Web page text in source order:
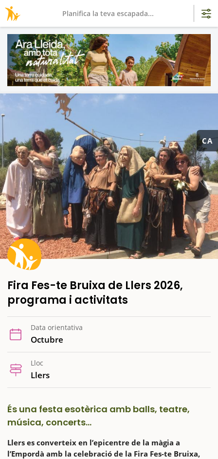
CA
Fira Fes-te Bruixa de Llers 2026,
programa i activitats
Data orientativa
Octubre
Lloc
Llers
És una festa esotèrica amb balls, teatre,
música, concerts...
Llers es converteix en l’epicentre de la màgia a
l’Empordà amb la celebració de la Fira Fes-te Bruixa,
Planifica la teva escapada...